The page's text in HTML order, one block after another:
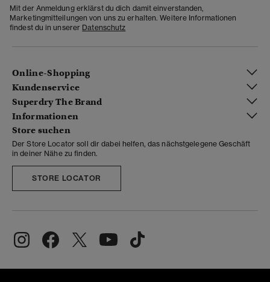
Mit der Anmeldung erklärst du dich damit einverstanden,
Marketingmitteilungen von uns zu erhalten. Weitere Informationen
findest du in unserer Datenschutz
Online-Shopping
Kundenservice
Superdry The Brand
Informationen
Store suchen
Der Store Locator soll dir dabei helfen, das nächstgelegene Geschäft
in deiner Nähe zu finden.
STORE LOCATOR